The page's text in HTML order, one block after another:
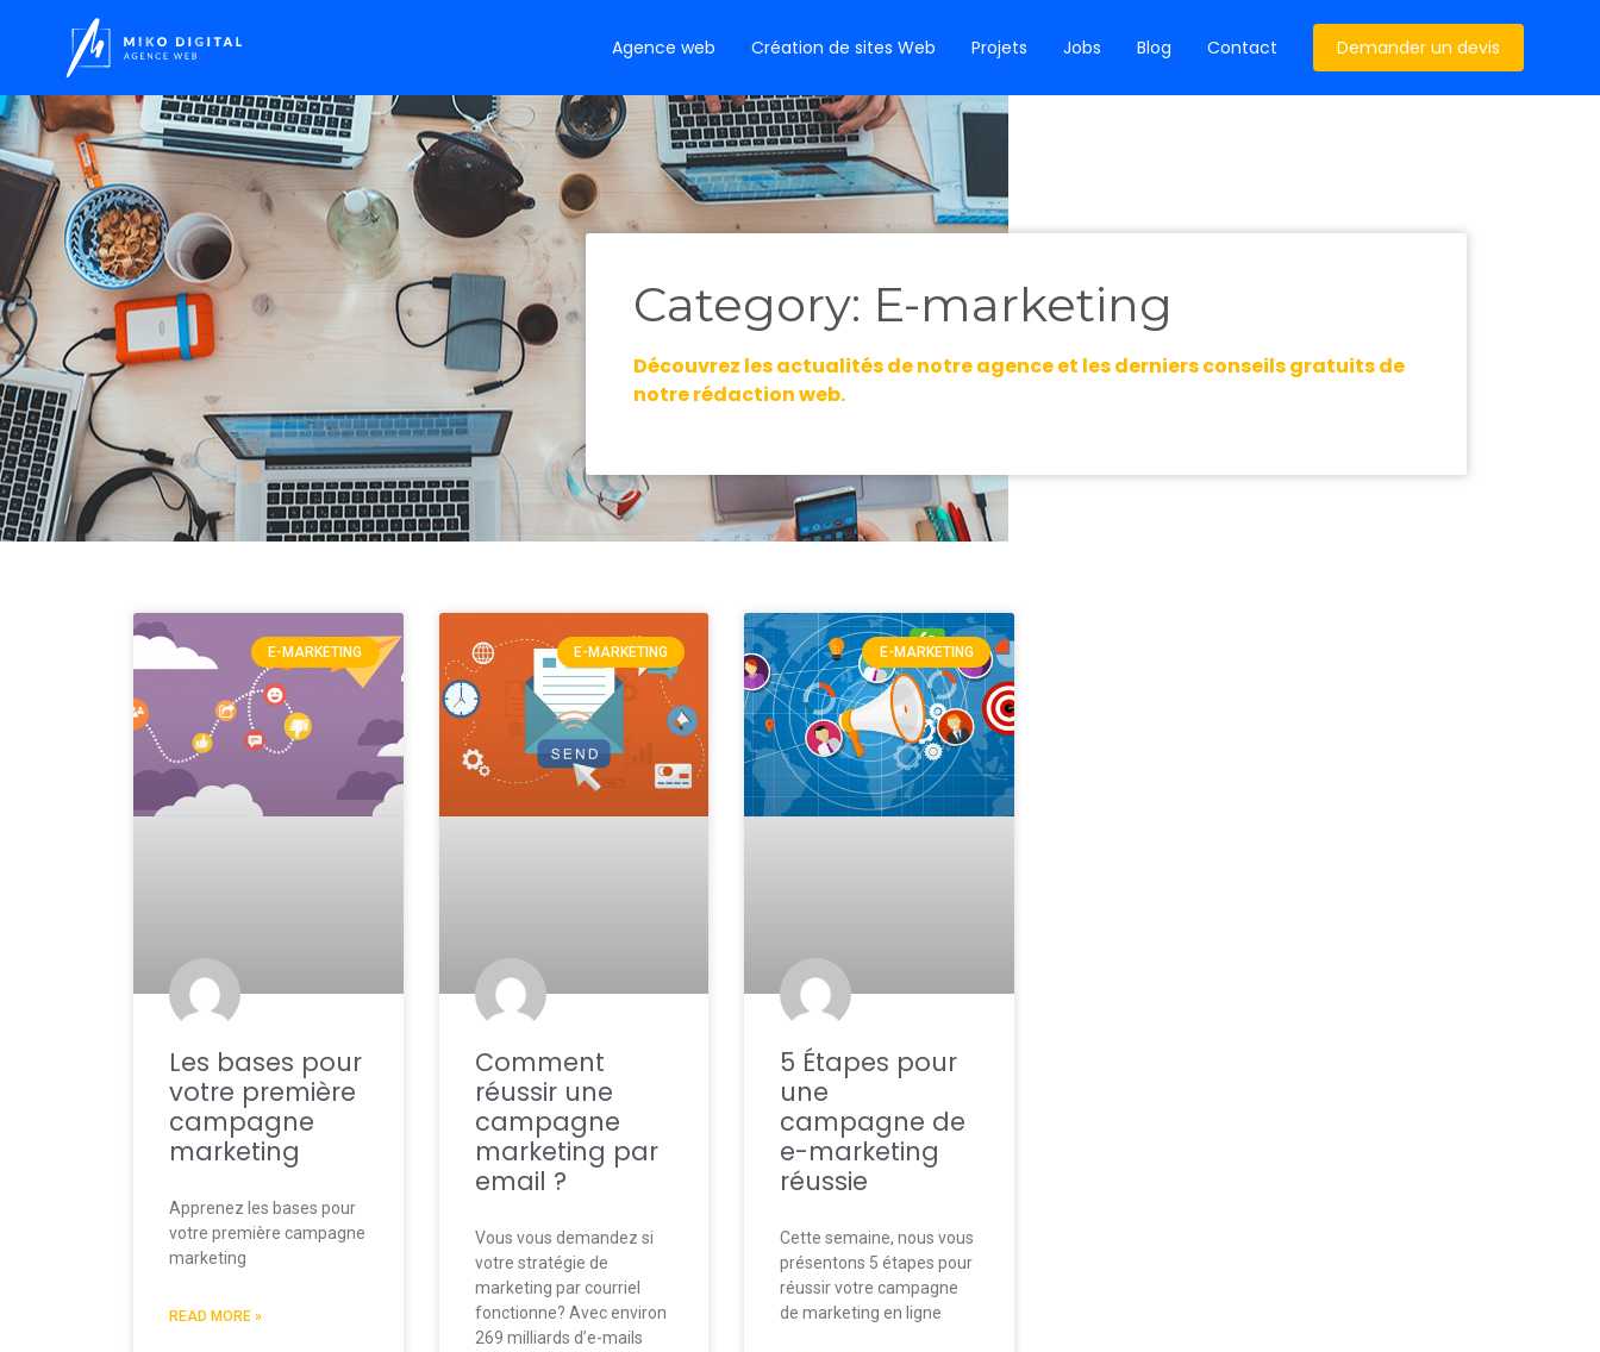
Agence web Création de sites Web Projets Jobs Blog Contact Demander un devis
Category: E-marketing
Découvrez les actualités de notre agence et les derniers conseils gratuits de
notre rédaction web.
E-MARKETING
Les bases pour
votre première
campagne
marketing
Apprenez les bases pour
votre première campagne
marketing
READ MORE »
E-MARKETING
Comment
réussir une
campagne
marketing par
email ?
Vous vous demandez si
votre stratégie de
marketing par courriel
fonctionne? Avec environ
269 ​​milliards d’e-mails
E-MARKETING
5 Étapes pour
une
campagne de
e-marketing
réussie
Cette semaine, nous vous
présentons 5 étapes pour
réussir votre campagne
de marketing en ligne